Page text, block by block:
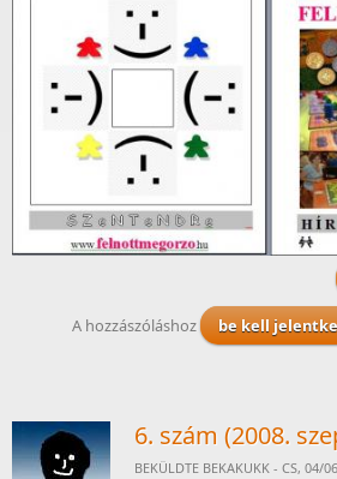
A hozzászóláshoz be kell
6. szám (2008.
BEKÜLDTE BEKAKUKK - CS, 04/